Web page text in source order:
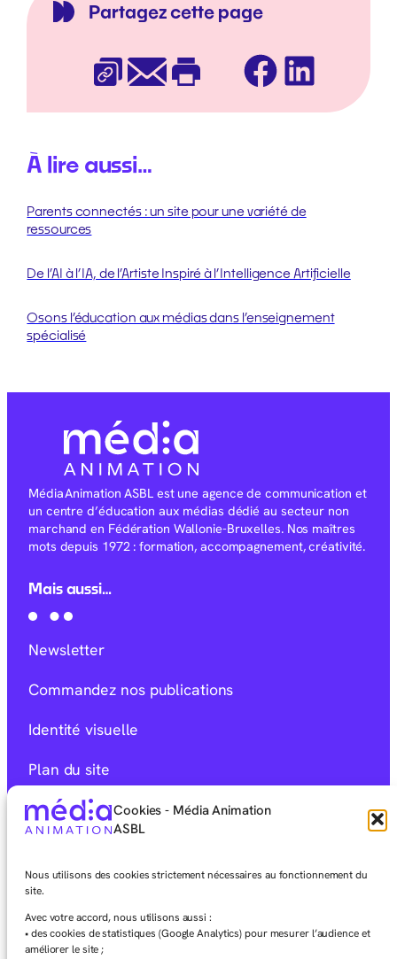
Cookies - Média Animation
ASBL
Nous utilisons des cookies strictement nécessaires au fonctionnement du
site.
Avec votre accord, nous utilisons aussi :
• des cookies de statistiques (Google Analytics) pour mesurer l’audience et
améliorer le site ;
Partagez cette page
Copier l’URL
E-mail Imprimer FacebookLinkedIn
À lire aussi…
Parents connectés : un site pour une variété de
ressources
De l’AI à l’IA, de l’Artiste Inspiré à l’Intelligence Artificielle
Osons l’éducation aux médias dans l’enseignement
spécialisé
Média Animation ASBL est une agence de communication et
un centre d’éducation aux médias dédié au secteur non
marchand en Fédération Wallonie-Bruxelles. Nos maîtres
mots depuis 1972 : formation, accompagnement, créativité.
Mais aussi…
Newsletter
Commandez nos publications
Identité visuelle
Plan du site
Mentions Légales
Charte éditoriale